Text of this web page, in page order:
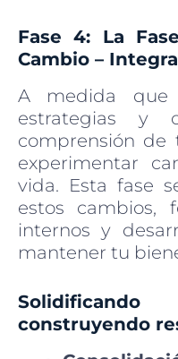
Fase 4: La
Cambio –
A medida que
estrategias y
comprensión de
experimentar
vida. Esta fase
estos cambios,
internos y
mantener tu
construyendo